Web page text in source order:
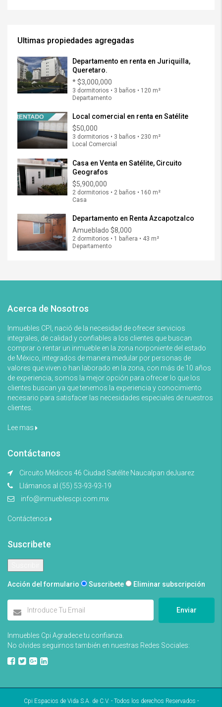
Ultimas propiedades agregadas
Departamento en renta en Juriquilla,
Queretaro.
*$3,000,000
3 dormitorios • 3 baños • 120 m²
Departamento
Local comercial en renta en Satélite
$50,000
3 dormitorios • 3 baños • 230 m²
Local Comercial
Casa en Venta en Satélite, Circuito
Geografos
$5,900,000
2 dormitorios • 2 baños • 160 m²
Casa
Departamento en Renta Azcapotzalco
Amueblado $8,000
2 dormitorios • 1 bañera • 43 m²
Departamento
Acerca de Nosotros
Inmuebles CPI, nació de la necesidad de ofrecer servicios
integrales, de calidad y confiables a los clientes que buscan
comprar o rentar un inmueble en la zona norponiente del estado
de México, integrados de manera medular por personas de
valores que viven o han laborado en la zona, con más de 10 años
de experiencia, somos la mejor opción para ofrecer lo que los
clientes buscan ya que tenemos la experiencia y conocimiento
necesario para satisfacer las necesidades especiales de nuestros
clientes.
Lee mas
Contáctanos
Circuito Médicos 46 Ciudad Satélite Naucalpan deJuarez
Llámanos al (55) 53-93-93-19
info@inmueblescpi.com.mx
Contáctenos
Suscribete
Acción del formulario Suscribete Eliminar subscripción
Enviar
Inmuebles Cpi Agradece tu confianza.
No olvides seguirnos también en nuestras Redes Sociales:
Cpi Espacios de Vida S.A. de C.V. - Todos los derechos Reservados -